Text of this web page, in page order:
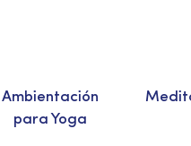
Ambientación
para Yoga